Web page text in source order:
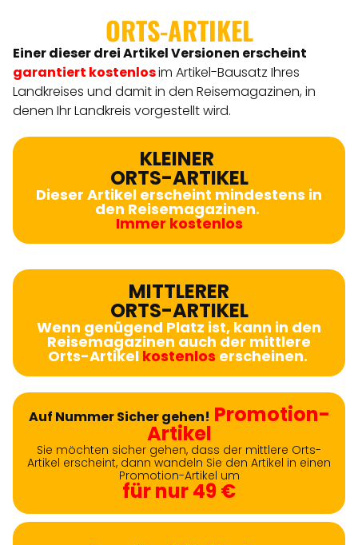
ORTS-ARTIKEL
Einer dieser drei Artikel Versionen erscheint
garantiert kostenlosim Artikel-Bausatz Ihres
Landkreises und damit in den Reisemagazinen, in
denen Ihr Landkreis vorgestellt wird.
KLEINER
ORTS-ARTIKEL
Dieser Artikel erscheint mindestens in
den Reisemagazinen.
Immer kostenlos
MITTLERER
ORTS-ARTIKEL
Wenn genügend Platz ist, kann in den
Reisemagazinen auch der mittlere
Orts-Artikel kostenlos erscheinen.
Auf Nummer Sicher gehen! Promotion-
Artikel
Sie möchten sicher gehen, dass der mittlere Orts-
Artikel erscheint, dann wandeln Sie den Artikel in einen
Promotion-Artikel um
für nur 49 €